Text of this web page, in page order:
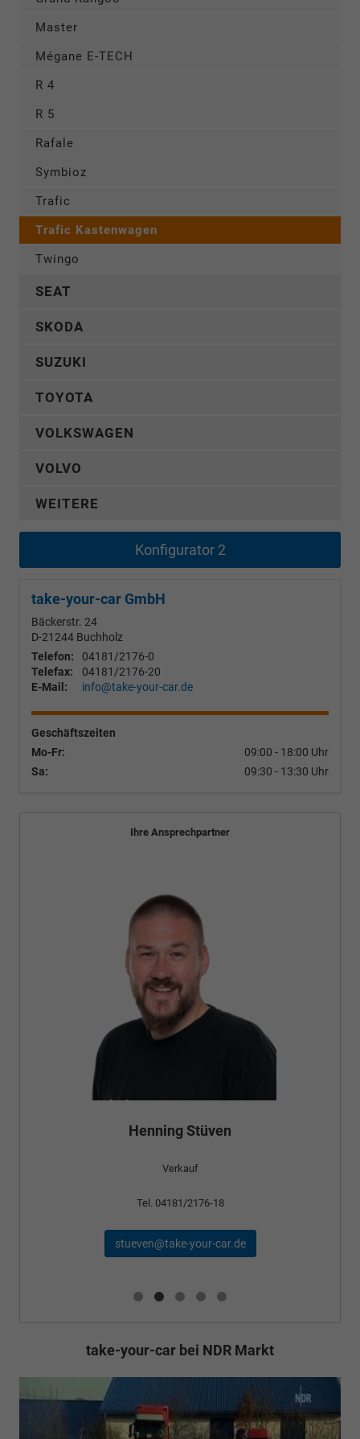
Master
Mégane E-TECH
R 4
R 5
Rafale
Symbioz
Trafic
Trafic Kastenwagen
Twingo
SEAT
SKODA
SUZUKI
TOYOTA
VOLKSWAGEN
VOLVO
WEITERE
Konfigurator 2
take-your-car GmbH
Bäckerstr. 24
D-21244 Buchholz
Telefon:
04181/2176-0
Telefax:
04181/2176-20
E-Mail:
info@take-your-car.de
Geschäftszeiten
Mo-Fr:
09:00 - 18:00 Uhr
Sa:
09:30 - 13:30 Uhr
Ihre Ansprechpartner
schael@take-your-car.de
take-your-car bei NDR Markt